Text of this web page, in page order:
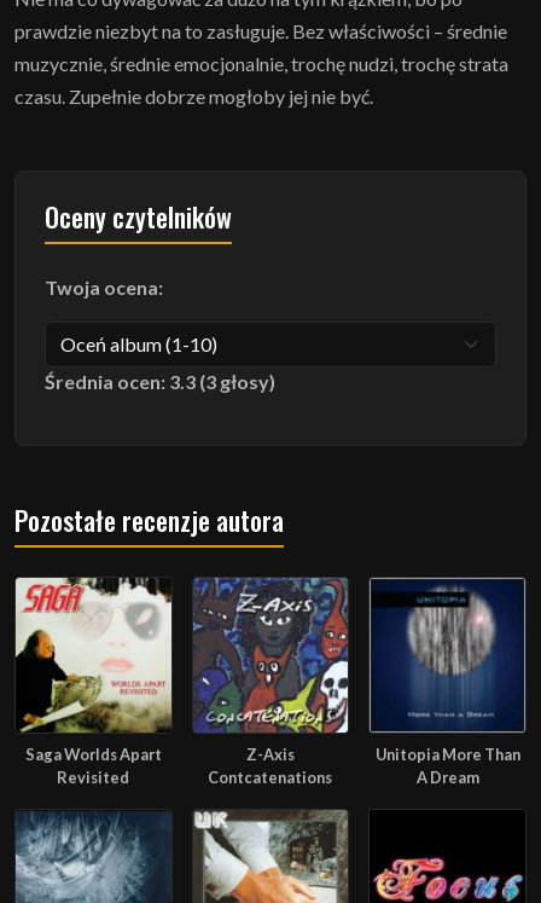
prawdzie niezbyt na to zasługuje. Bez właściwości – średnie
muzycznie, średnie emocjonalnie, trochę nudzi, trochę strata
czasu. Zupełnie dobrze mogłoby jej nie być.
Oceny czytelników
Twoja ocena:
Średnia ocen: 3.3 (3 głosy)
Pozostałe recenzje autora
Saga Worlds Apart
Revisited
Z-Axis
Contcatenations
Unitopia More Than
A Dream